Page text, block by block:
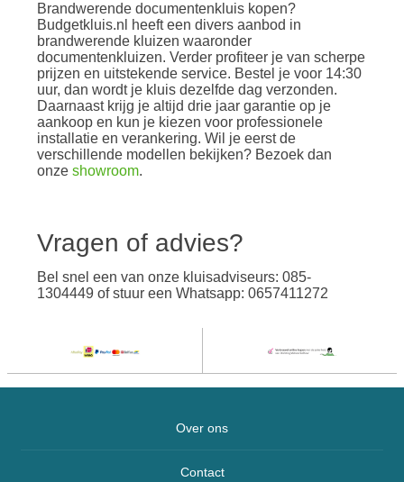
Brandwerende documentenkluis kopen?
Budgetkluis.nl heeft een divers aanbod in
brandwerende kluizen waaronder
documentenkluizen. Verder profiteer je van scherpe
prijzen en uitstekende service. Bestel je voor 14:30
uur, dan wordt je kluis dezelfde dag verzonden.
Daarnaast krijg je altijd drie jaar garantie op je
aankoop en kun je kiezen voor professionele
installatie en verankering. Wil je eerst de
verschillende modellen bekijken? Bezoek dan
onze showroom.
Vragen of advies?
Bel snel een van onze kluisadviseurs: 085-
1304449 of stuur een Whatsapp: 0657411272
Over ons
Contact